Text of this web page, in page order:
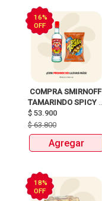
16%
OFF
COMPRA SMIRNOFF
TAMARINDO SPICY
X750ml Y LLEVATE
DETODITO 165GR o
150GR
$ 53.900
$63.800
Agregar
18%
OFF